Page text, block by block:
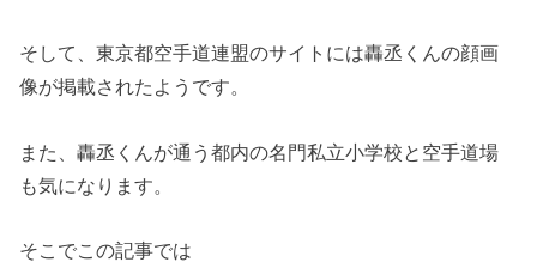
そして、東京都空手道連盟のサイトには轟丞くんの顔画
像が掲載されたようです。
また、轟丞くんが通う都内の名門私立小学校と空手道場
も気になります。
そこでこの記事では